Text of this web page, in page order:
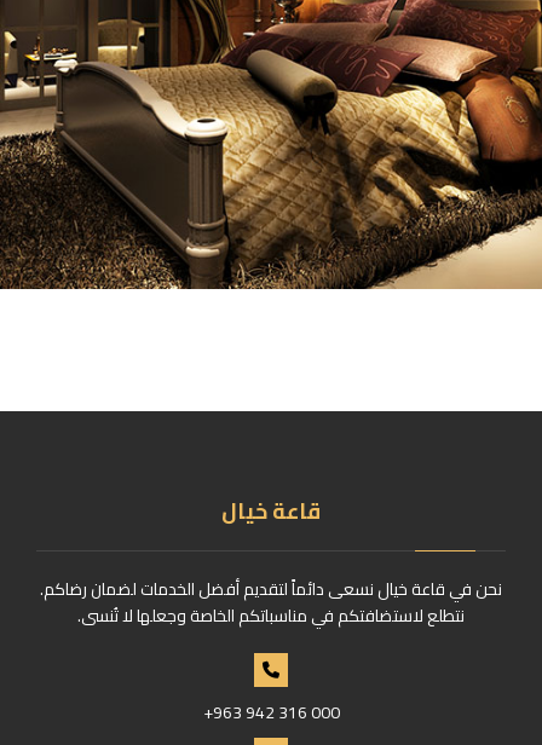
قاعة خيال
نحن في قاعة خيال نسعى دائماً لتقديم أفضل الخدمات لضمان رضاكم.
نتطلع لاستضافتكم في مناسباتكم الخاصة وجعلها لا تُنسى.
+963 942 316 000